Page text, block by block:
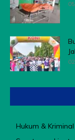
Hukum & Kriminal